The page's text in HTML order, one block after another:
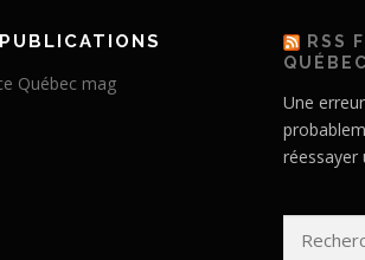
RSS
QUÉBEC
Une
réessayer